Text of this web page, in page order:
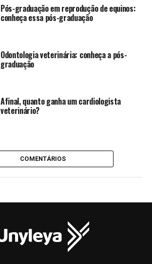
Pós-graduação em reprodução de equinos:
conheça essa pós-graduação
Odontologia veterinária: conheça a pós-
graduação
Afinal, quanto ganha um cardiologista
veterinário?
COMENTÁRIOS